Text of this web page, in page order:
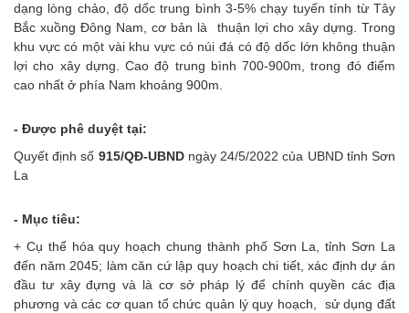
dạng lòng chảo, độ dốc trung bình 3-5% chạy tuyến tính từ Tây
Bắc xuồng Đông Nam, cơ bản là thuận lợi cho xây dựng. Trong
khu vực có một vài khu vực có núi đá có độ dốc lớn không thuận
lợi cho xây dựng. Cao độ trung bình 700-900m, trong đó điểm
cao nhất ở phía Nam khoảng 900m.
- Được phê duyệt tại:
Quyết định số 915/QĐ-UBNDngày 24/5/2022 của UBND tỉnh Sơn
La
- Mục tiêu:
+ Cụ thể hóa quy hoạch chung thành phố Sơn La, tỉnh Sơn La
đến năm 2045; làm căn cứ lập quy hoạch chi tiết, xác định dự án
đầu tư xây đựng và là cơ sở pháp lý để chính quyền các địa
phương và các cơ quan tổ chức quản lý quy hoạch, sử dụng đất